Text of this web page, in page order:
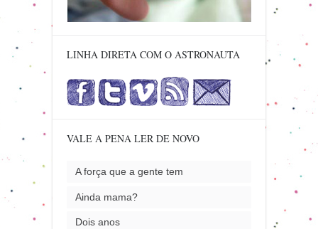
LINHA DIRETA COM O ASTRONAUTA
VALE A PENA LER DE NOVO
A força que a gente tem
Ainda mama?
Dois anos